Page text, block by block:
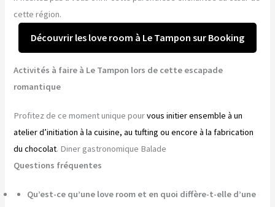
cette région.
Découvrir les love room à Le Tampon sur Booking
Activités à faire à Le Tampon lors de cette escapade
romantique
Profitez de ce moment unique pourvous initier ensemble à un
atelier d’initiation à la cuisine, au tufting ou encore à la fabrication
du chocolat. Diner gastronomique Balade
Questions fréquentes
Qu’est-ce qu’une love room et en quoi diffère-t-elle d’une